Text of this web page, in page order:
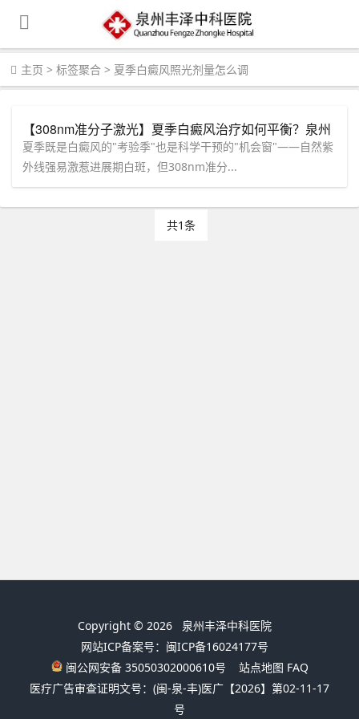
主页 > 标签聚合 > 夏季白癜风照光剂量怎么调
【308nm准分子激光】夏季白癜风治疗如何平衡？泉州
中科个性化定量光疗
夏季既是白癜风的"考验季"也是科学干预的"机会窗"——自然紫
外线强易激惹进展期白斑，但308nm准分...
共1条
Copyright © 2026 泉州丰泽中科医院
网站ICP备案号：闽ICP备16024177号
闽公网安备 35050302000610号
站点地图 FAQ
医疗广告审查证明文号：(闽-泉-丰)医广【2026】第02-11-17
号